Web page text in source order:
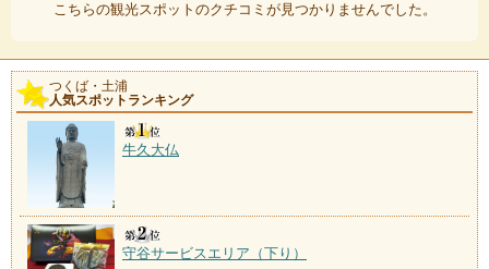
こちらの観光スポットのクチコミが見つかりませんでした。
つくば・土浦
人気スポットランキング
牛久大仏
守谷サービスエリア（下り）